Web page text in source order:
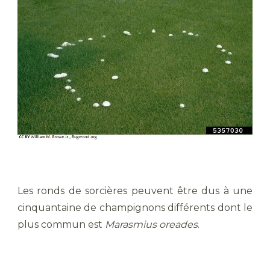
Les ronds de sorcières peuvent être dus à une
cinquantaine de champignons différents dont le
plus commun est Marasmius oreades.